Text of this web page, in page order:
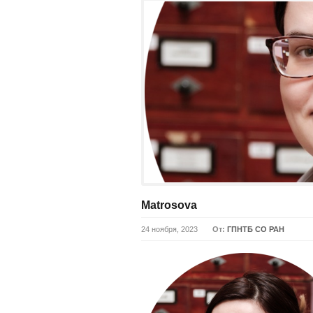
Matrosova
24 ноября, 2023 От: ГПНТБ СО РАН